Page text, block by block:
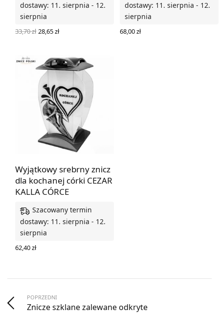
dostawy: 11. sierpnia - 12.
sierpnia
33,70zł Pierwotna
cena
28,65złAktualna
dostawy: 11. sierpnia - 12.
sierpnia
68,00zł
Wyjątkowy srebrny znicz
dla kochanej córki CEZAR
KALLA CÓRCE
Szacowany termin
dostawy: 11. sierpnia - 12.
sierpnia
62,40zł
POPRZEDNI
Znicze szklane zalewane odkryte